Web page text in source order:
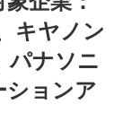
キヤノン
パナソニ
ションア